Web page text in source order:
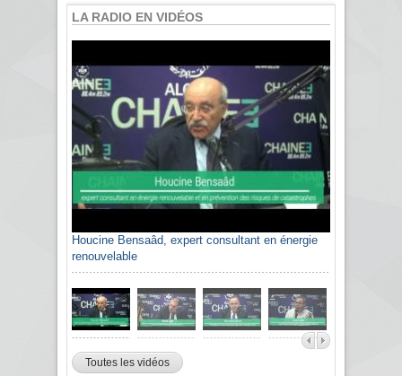
LA RADIO EN VIDÉOS
Houcine Bensaâd, expert consultant en énergie
renouvelable
Toutes les vidéos